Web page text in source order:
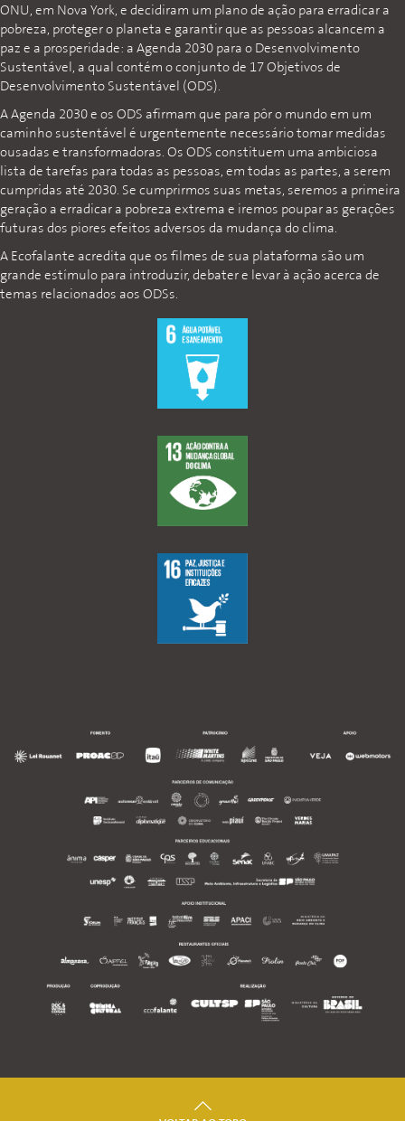
ONU, em Nova York, e decidiram um plano de ação para erradicar a
pobreza, proteger o planeta e garantir que as pessoas alcancem a
paz e a prosperidade: a Agenda 2030 para o Desenvolvimento
Sustentável, a qual contém o conjunto de 17 Objetivos de
Desenvolvimento Sustentável (ODS).
A Agenda 2030 e os ODS afirmam que para pôr o mundo em um
caminho sustentável é urgentemente necessário tomar medidas
ousadas e transformadoras. Os ODS constituem uma ambiciosa
lista de tarefas para todas as pessoas, em todas as partes, a serem
cumpridas até 2030. Se cumprirmos suas metas, seremos a primeira
geração a erradicar a pobreza extrema e iremos poupar as gerações
futuras dos piores efeitos adversos da mudança do clima.
A Ecofalante acredita que os filmes de sua plataforma são um
grande estímulo para introduzir, debater e levar à ação acerca de
temas relacionados aos ODSs.